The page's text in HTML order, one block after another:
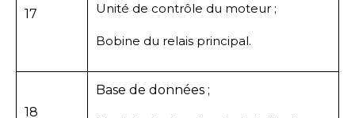
17 Unité de contrôle du moteur ;
Bobine du relais principal.
18
Base de données ;